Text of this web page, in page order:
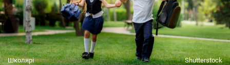
Школярі Shutterstock